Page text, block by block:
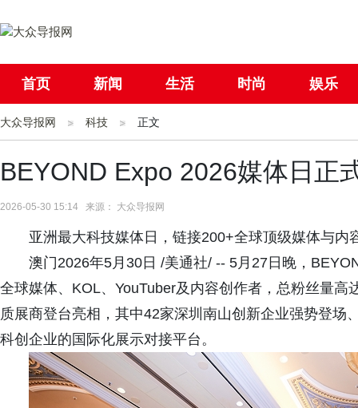
首页 新闻 生活 时尚 娱乐
社会 国际
大众导报网 科技 正文
BEYOND Expo 2026媒体日正
2026-05-30 15:14 来源： 大众导报网
亚洲最大科技媒体日，链接200+全球顶级媒体与内
澳门2026年5月30日 /美通社/ -- 5月27日晚，
全球媒体、KOL、YouTuber及内容创作者，总粉丝量
质展商登台亮相，其中42家深圳南山创新企业强势登场
科创企业的国际化展示对接平台。